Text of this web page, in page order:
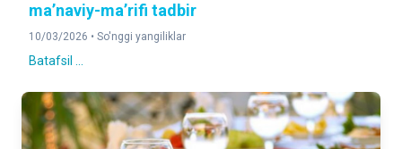
ma’naviy-ma’rifi tadbir
10/03/2026 • So'nggi yangiliklar
Batafsil ...